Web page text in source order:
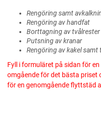
Rengöring samt
Rengöring av handfat
Borttagning av
Putsning av kranar
Rengöring av kakel samt
Fyll i formuläret på sidan för
omgående för det bästa
för en genomgående flyttstäd